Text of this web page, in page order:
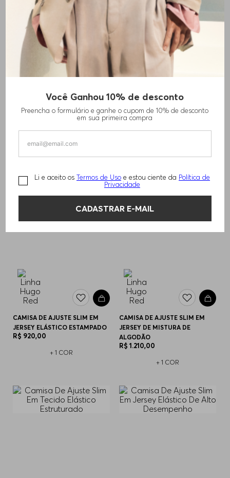
Você Ganhou 10% de desconto
Preencha o formulário e ganhe o cupom de 10% de desconto
em sua primeira compra
Li e aceito os Termos de Uso e estou ciente da Política de
Privacidade
CADASTRAR E-MAIL
REGULAR EM ALGODÃO E
LINHO
EM JERSEY ELÁSTICO DE ALTO
DESEMPENHO
R$ 1.110,00
CAMISA DE AJUSTE SLIM EM
JERSEY ELÁSTICO ESTAMPADO
R$ 920,00
+ 1 COR
CAMISA DE AJUSTE SLIM EM
JERSEY DE MISTURA DE
ALGODÃO
R$ 1.210,00
+ 1 COR